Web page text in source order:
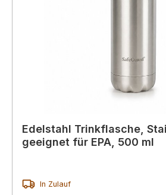
Edelstahl Trinkflasche,
geeignet für EPA, 500 ml
In Zulauf